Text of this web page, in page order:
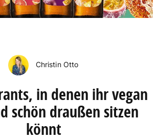
Christin Otto
in denen ihr vegan
schön draußen sitzen
könnt